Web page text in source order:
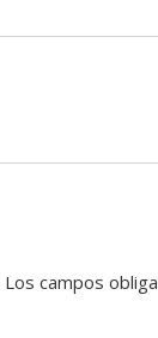
Los campos